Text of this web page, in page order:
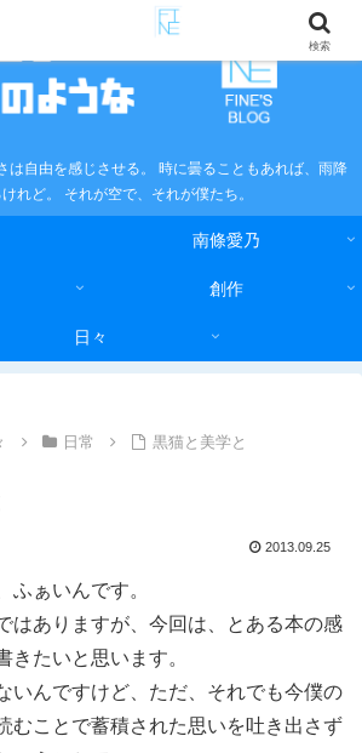
は自由を感じさせる。 時に曇ることもあれば、雨降
れど。 それが空で、それが僕たち。
南條愛乃
創作
日々
日常 黒猫と美学と
2013.09.25
ふぁいんです。
はありますが、今回は、とある本の感
きたいと思います。
いんですけど、ただ、それでも今僕の
むことで蓄積された思いを吐き出さず
検索